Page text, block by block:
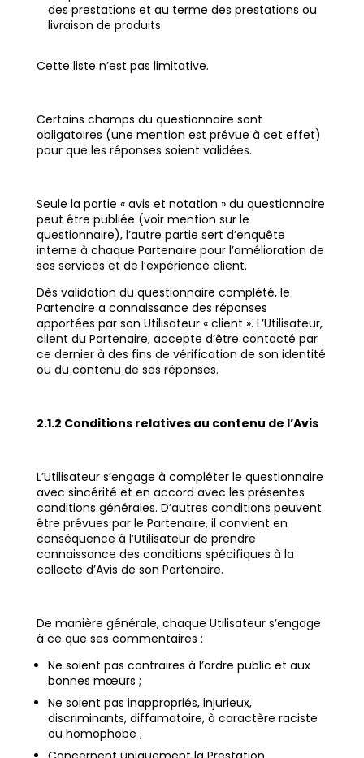
des prestations et au terme des prestations ou
livraison de produits.
Cette liste n’est pas limitative.
Certains champs du questionnaire sont
obligatoires (une mention est prévue à cet effet)
pour que les réponses soient validées.
Seule la partie « avis et notation » du questionnaire
peut être publiée (voir mention sur le
questionnaire), l’autre partie sert d’enquête
interne à chaque Partenaire pour l’amélioration de
ses services et de l’expérience client.
Dès validation du questionnaire complété, le
Partenaire a connaissance des réponses
apportées par son Utilisateur « client ». L’Utilisateur,
client du Partenaire, accepte d’être contacté par
ce dernier à des fins de vérification de son identité
ou du contenu de ses réponses.
2.1.2 Conditions relatives au contenu de l’Avis
L’Utilisateur s’engage à compléter le questionnaire
avec sincérité et en accord avec les présentes
conditions générales. D’autres conditions peuvent
être prévues par le Partenaire, il convient en
conséquence à l’Utilisateur de prendre
connaissance des conditions spécifiques à la
collecte d’Avis de son Partenaire.
De manière générale, chaque Utilisateur s’engage
à ce que ses commentaires :
Ne soient pas contraires à l’ordre public et aux
bonnes mœurs ;
Ne soient pas inappropriés, injurieux,
discriminants, diffamatoire, à caractère raciste
ou homophobe ;